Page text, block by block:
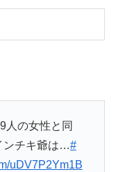
人の女性と同
ンチキ爺は…#
uDV7P2Ym1B